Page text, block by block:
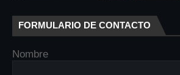
FORMULARIO DE CONTACTO
Nombre